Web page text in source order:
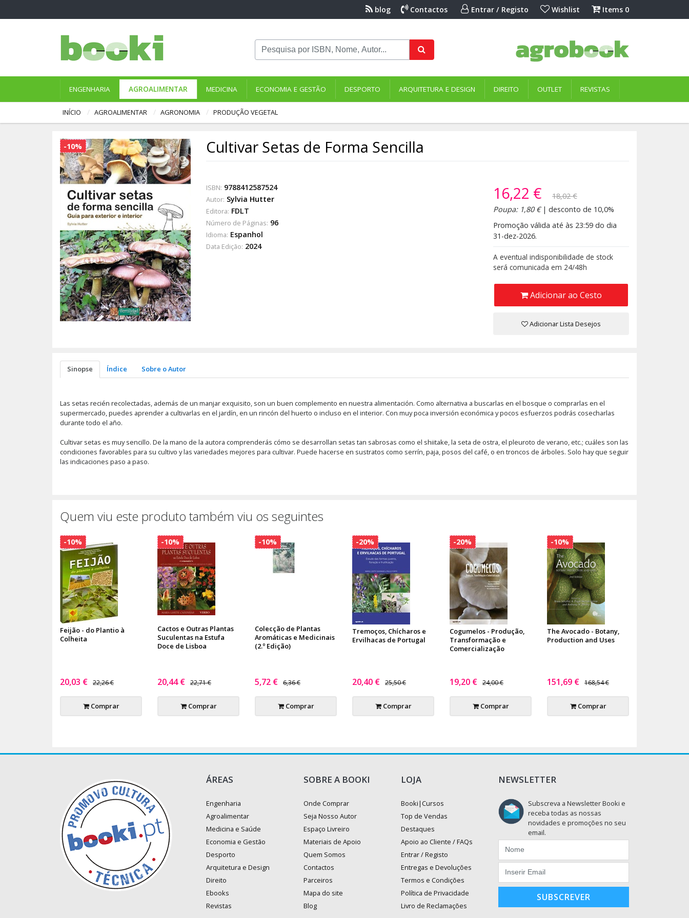
blog Contactos Entrar / Registo Wishlist Items 0
ENGENHARIA AGROALIMENTAR MEDICINA ECONOMIA E GESTÃO DESPORTO ARQUITETURA E DESIGN DIREITO OUTLET REVISTAS
INÍCIO AGROALIMENTAR AGRONOMIA PRODUÇÃO VEGETAL
-10% Cultivar Setas de Forma Sencilla
ISBN: 9788412587524
Autor: Sylvia Hutter
Editora: FDLT
Número de Páginas: 96
Idioma: Espanhol
Data Edição: 2024
16,22 €
18,02 €
Poupa: 1,80 €| desconto de 10,0%
Promoção válida até às 23:59 do dia
31-dez-2026.
A eventual indisponibilidade de stock
será comunicada em 24/48h
Adicionar ao Cesto
Adicionar Lista Desejos
Sinopse Índice Sobre o Autor
Las setas recién recolectadas, además de un manjar exquisito, son un buen complemento en nuestra alimentación. Como alternativa a buscarlas en el bosque o comprarlas en el
supermercado, puedes aprender a cultivarlas en el jardín, en un rincón del huerto o incluso en el interior. Con muy poca inversión económica y pocos esfuerzos podrás cosecharlas
durante todo el año.
Cultivar setas es muy sencillo. De la mano de la autora comprenderás cómo se desarrollan setas tan sabrosas como el shiitake, la seta de ostra, el pleuroto de verano, etc.; cuáles son las
condiciones favorables para su cultivo y las variedades mejores para cultivar. Puede hacerse en sustratos como serrín, paja, posos del café, o en troncos de árboles. Solo hay que seguir
las indicaciones paso a paso.
Quem viu este produto também viu os seguintes
Feijão - do Plantio à
Colheita
20,03 € 22,26 €
Comprar
-10%
Cactos e Outras Plantas
Suculentas na Estufa
Doce de Lisboa
20,44 € 22,71 €
Comprar
-10%
Colecção de Plantas
Aromáticas e Medicinais
(2.º Edição)
5,72 € 6,36 €
Comprar
-10%
Tremoços, Chícharos e
Ervilhacas de Portugal
20,40 € 25,50 €
Comprar
-20%
Cogumelos - Produção,
Transformação e
Comercialização
19,20 € 24,00 €
Comprar
-20%
The Avocado - Botany,
Production and Uses
151,69 € 168,54 €
Comprar
-10%
ÁREAS
Engenharia
Agroalimentar
Medicina e Saúde
Economia e Gestão
Desporto
Arquitetura e Design
Direito
Ebooks
Revistas
SOBRE A BOOKI
Onde Comprar
Seja Nosso Autor
Espaço Livreiro
Materiais de Apoio
Quem Somos
Contactos
Parceiros
Mapa do site
Blog
LOJA
Booki|Cursos
Top de Vendas
Destaques
Apoio ao Cliente / FAQs
Entrar / Registo
Entregas e Devoluções
Termos e Condições
Política de Privacidade
Livro de Reclamações
NEWSLETTER
Subscreva a Newsletter Booki e
receba todas as nossas
novidades e promoções no seu
email.
SUBSCREVER